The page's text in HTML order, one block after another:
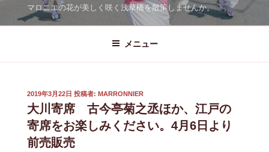
マロニエの花が美しく咲く浅草橋を散策しませんか。
メニュー
投
稿
日:
2019年3月22日 投稿者: MARRONNIER
大川寄席 古今亭菊之丞ほか、江戸の
寄席をお楽しみください。4月6日より
前売販売